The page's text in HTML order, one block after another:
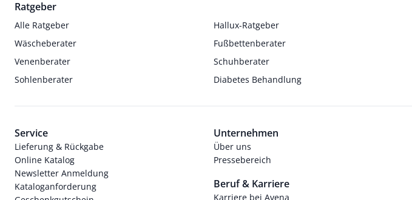
Ratgeber
Alle Ratgeber
Hallux-Ratgeber
Wäscheberater
Fußbettenberater
Venenberater
Schuhberater
Sohlenberater
Diabetes Behandlung
Service
Lieferung & Rückgabe
Online Katalog
Newsletter Anmeldung
Kataloganforderung
Unternehmen
Über uns
Pressebereich
Beruf & Karriere
Karriere bei Avena